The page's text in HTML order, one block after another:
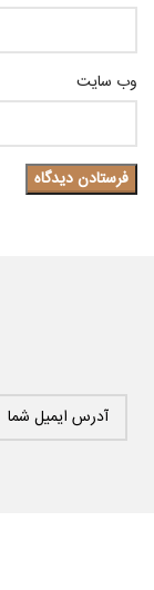
وب‌ سایت